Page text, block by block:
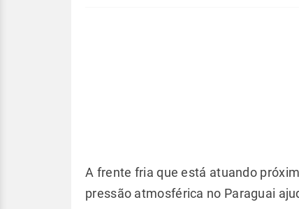
A frente fria que está atuando
pressão atmosférica no Paraguai